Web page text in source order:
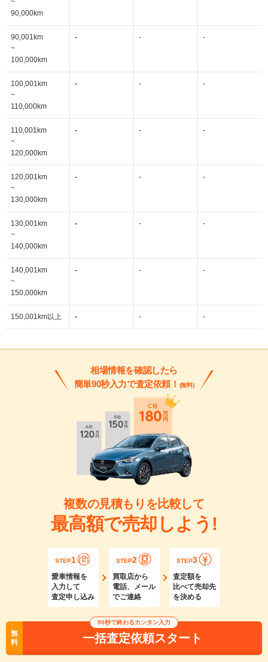
~
90,000km
90,001km
~
100,000km
- - -
100,001km
~
110,000km
- - -
110,001km
~
120,000km
- - -
120,001km
~
130,000km
- - -
130,001km
~
140,000km
- - -
140,001km
~
150,000km
- - -
150,001km以上 - - -
相場情報を確認したら
簡単90秒入力で査定依頼！ (無料)
複数の見積もりを比較して
最高額で売却しよう!
STEP1
愛車情報を
入力して
査定申し込み
STEP2
買取店から
電話、メール
でご連絡
STEP3
査定額を
比べて売却先
を決める
無
料
90秒で終わるカンタン入力
一括査定依頼スタート